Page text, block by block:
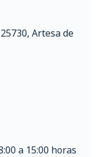
Artesa de
a 15:00 horas